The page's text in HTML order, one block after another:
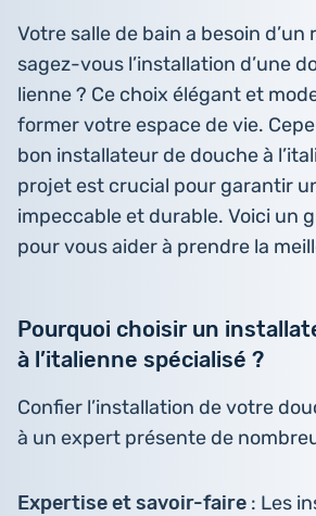
Votre salle de bain a besoin
sa­gez-vous l’ins­tal­la­tion d’une
lienne ? Ce choix élégant et
for­mer votre espace de vie.
bon ins­tal­la­teur de douche à
projet est crucial pour garan­tir
impec­cable et durable. Voici un
pour vous aider à prendre la
Pourquoi choisir un
à l’italienne spécialisé ?
Confier l’ins­tal­la­tion de votre
à un expert pré­sente de
Exper­tise et savoir-faire : Les